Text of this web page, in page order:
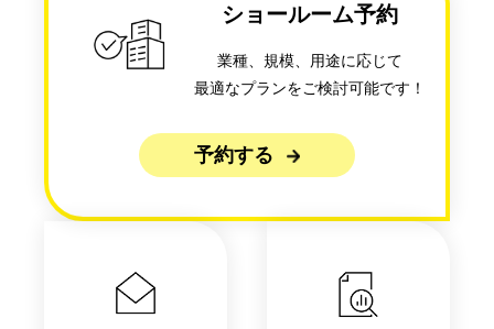
ショールーム予約
業種、規模、用途に応じて
最適なプランをご検討可能です！
予約する